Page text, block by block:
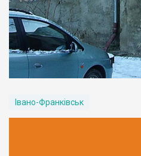
Івано-Франківськ